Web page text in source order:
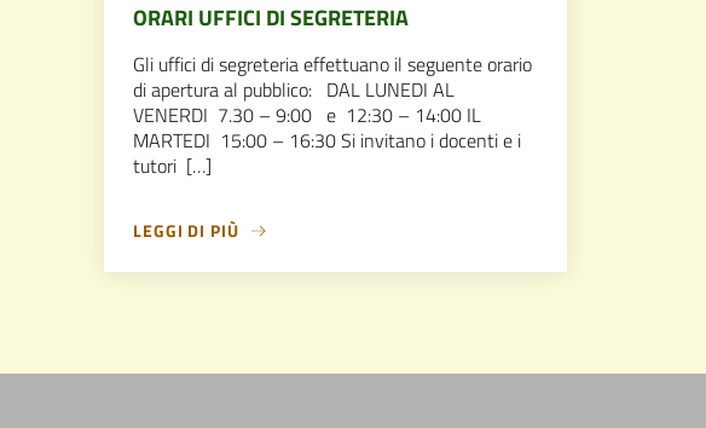
ORARI UFFICI DI SEGRETERIA
Gli uffici di segreteria effettuano il seguente orario
di apertura al pubblico: DAL LUNEDI AL
VENERDI 7.30 – 9:00 e 12:30 – 14:00 IL
MARTEDI 15:00 – 16:30 Si invitano i docenti e i
tutori […]
LEGGI DI PIÙ